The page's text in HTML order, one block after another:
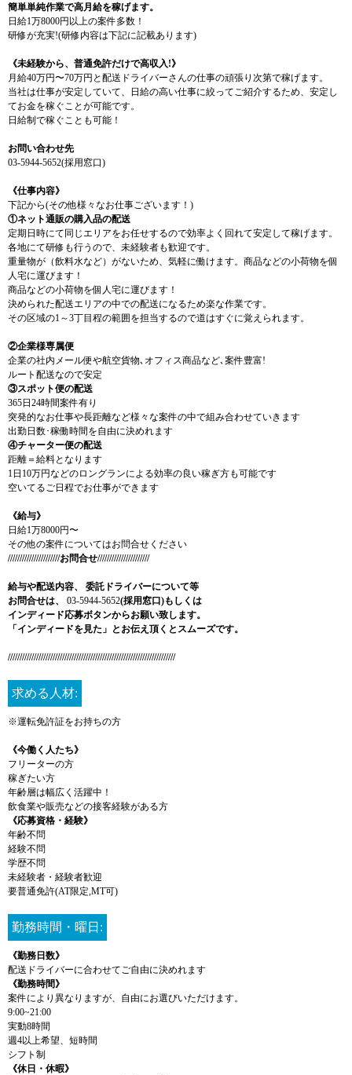
簡単単純作業で高月給を稼げます。
日給1万8000円以上の案件多数！
研修が充実!(研修内容は下記に記載あります)
《未経験から、普通免許だけで高収入!》
月給40万円〜70万円と配送ドライバーさんの仕事の頑張り次第で稼げます。
当社は仕事が安定していて、日給の高い仕事に絞ってご紹介するため、安定し
てお金を稼ぐことが可能です。
日給制で稼ぐことも可能！
お問い合わせ先
03-5944-5652(採用窓口)
《仕事内容》
下記から(その他様々なお仕事ございます！)
①ネット通販の購入品の配送
定期日時にて同じエリアをお任せするので効率よく回れて安定して稼げます。
各地にて研修も行うので、未経験者も歓迎です。
重量物が（飲料水など）がないため、気軽に働けます。商品などの小荷物を個
人宅に運びます！
商品などの小荷物を個人宅に運びます！
決められた配送エリアの中での配送になるため楽な作業です。
その区域の1～3丁目程の範囲を担当するので道はすぐに覚えられます。
②企業様専属便
企業の社内メール便や航空貨物､オフィス商品など､案件豊富!
ルート配送なので安定
③スポット便の配送
365日24時間案件有り
突発的なお仕事や長距離など様々な案件の中で組み合わせていきます
出勤日数･稼働時間を自由に決めれます
④チャーター便の配送
距離＝給料となります
1日10万円などのロングランによる効率の良い稼ぎ方も可能です
空いてるご日程でお仕事ができます
《給与》
日給1万8000円〜
その他の案件についてはお問合せください
//////////////////////お問合せ//////////////////////
給与や配送内容、
委託ドライバーについて等
お問合せは、
03-5944-5652(採用窓口)もしくは
インディード応募ボタンからお願い致します。
「インディードを見た」とお伝え頂くとスムーズです。
///////////////////////////////////////////////////////////////////////
求める人材:
※運転免許証をお持ちの方
《今働く人たち》
フリーターの方
稼ぎたい方
年齢層は幅広く活躍中！
飲食業や販売などの接客経験がある方
《応募資格・経験》
年齢不問
経験不問
学歴不問
未経験者・経験者歓迎
要普通免許(AT限定,MT可)
勤務時間・曜日:
《勤務日数》
配送ドライバーに合わせてご自由に決めれます
《勤務時間》
案件により異なりますが、自由にお選びいただけます。
9:00~21:00
実動8時間
週4以上希望、短時間
シフト制
《休日・休暇》